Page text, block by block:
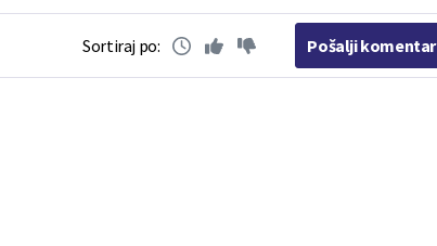
Sortiraj po: Pošalji komentar